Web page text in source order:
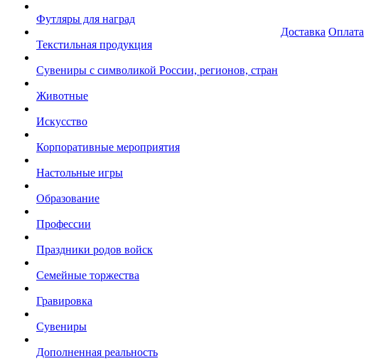
Футляры для наград
Текстильная продукция
Сувениры с символикой России, регионов, стран
Животные
Искусство
Корпоративные мероприятия
Настольные игры
Образование
Профессии
Праздники родов войск
Семейные торжества
Гравировка
Сувениры
Дополненная реальность
Доставка Оплата